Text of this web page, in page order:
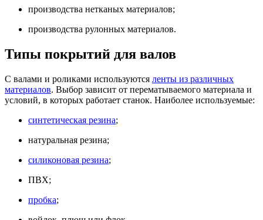
производства нетканых материалов;
производства рулонных материалов.
Типы покрытий для валов
С валами и роликами используются ленты из различных
материалов. Выбор зависит от перематываемого материала и
условий, в которых работает станок. Наиболее используемые:
синтетическая резина;
натуральная резина;
силиконовая резина;
ПВХ;
пробка;